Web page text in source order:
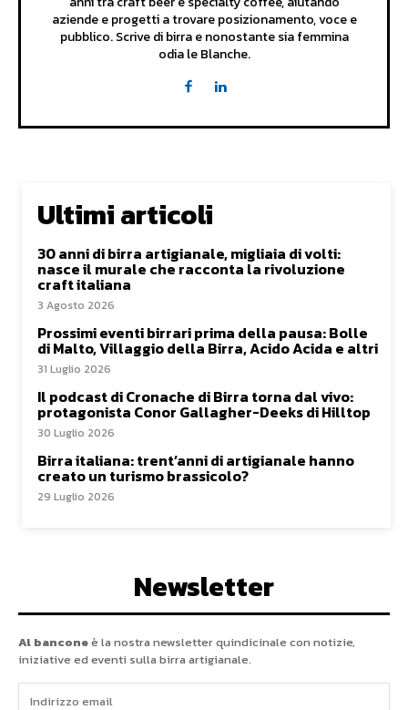
aziende e progetti a trovare posizionamento, voce e
pubblico. Scrive di birra e nonostante sia femmina
odia le Blanche.
Ultimi articoli
30 anni di birra artigianale, migliaia di volti:
nasce il murale che racconta la rivoluzione
craft italiana
3 Agosto 2026
Prossimi eventi birrari prima della pausa: Bolle
di Malto, Villaggio della Birra, Acido Acida e altri
31 Luglio 2026
Il podcast di Cronache di Birra torna dal vivo:
protagonista Conor Gallagher-Deeks di Hilltop
30 Luglio 2026
Birra italiana: trent’anni di artigianale hanno
creato un turismo brassicolo?
29 Luglio 2026
Newsletter
Al banconeè la nostra newsletter quindicinale con notizie,
iniziative ed eventi sulla birra artigianale.